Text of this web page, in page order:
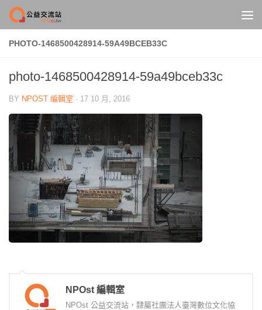
Skip to content
PHOTO-1468500428914-59A49BCEB33C
photo-1468500428914-59a49bceb33c
BY NPOST 編輯室 · 17 10 月, 2016
NPOst 編輯室
NPOst 公益交流站，隸屬社團法人臺灣數位文化協